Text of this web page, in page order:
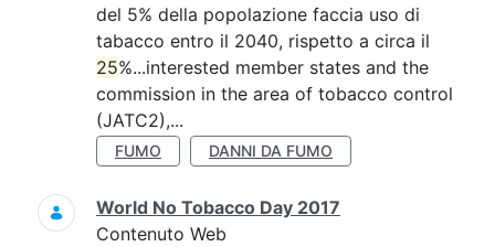
del 5% della popolazione faccia uso di
tabacco entro il 2040, rispetto a circa il
25%...interested member states and the
commission in the area of tobacco control
(JATC2),...
FUMO DANNI DA FUMO
World No Tobacco Day 2017
Contenuto Web